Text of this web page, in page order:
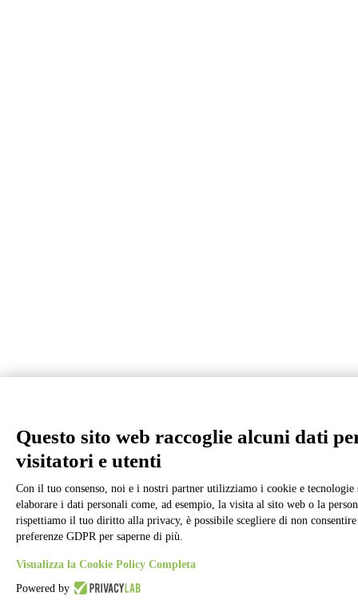
Questo sito web raccoglie alcuni dati
visitatori e utenti
Con il tuo consenso, noi e i nostri partner utilizziamo i cookie e tecnologie
elaborare i dati personali come, ad esempio, la visita al sito web o la
rispettiamo il tuo diritto alla privacy, è possibile scegliere di non
preferenze GDPR per saperne di più.
Visualizza la Cookie Policy Completa
Powered by